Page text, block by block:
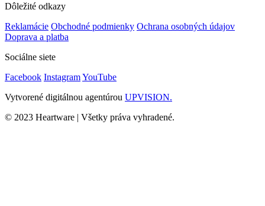
Dôležité odkazy
Reklamácie Obchodné podmienky Ochrana osobných údajov
Doprava a platba
Sociálne siete
Facebook InstagramYouTube
Vytvorené digitálnou agentúrou UPVISION.
© 2023 Heartware | Všetky práva vyhradené.